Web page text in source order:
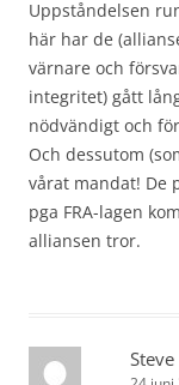
Uppståndelsen
här har de
värnare och
integritet) gått
nödvändigt och
Och dessutom
vårat mandat! De
pga FRA-lagen
alliansen tror.